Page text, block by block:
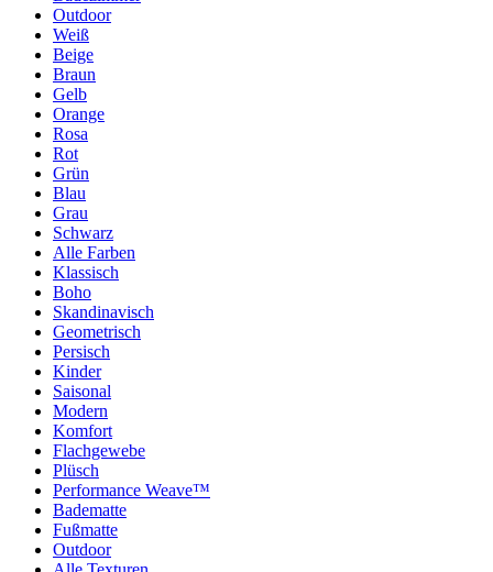
Outdoor
Weiß
Beige
Braun
Gelb
Orange
Rosa
Rot
Grün
Blau
Grau
Schwarz
Alle Farben
Klassisch
Boho
Skandinavisch
Geometrisch
Persisch
Kinder
Saisonal
Modern
Komfort
Flachgewebe
Plüsch
Performance Weave™
Badematte
Fußmatte
Outdoor